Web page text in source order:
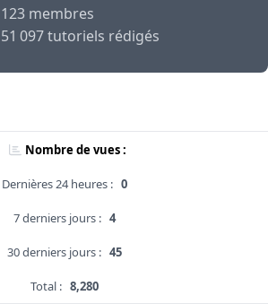
123 membres
51 097 tutoriels rédigés
Nombre de vues :
Dernières 24 heures : 0
7 derniers jours : 4
30 derniers jours : 45
Total : 8,280